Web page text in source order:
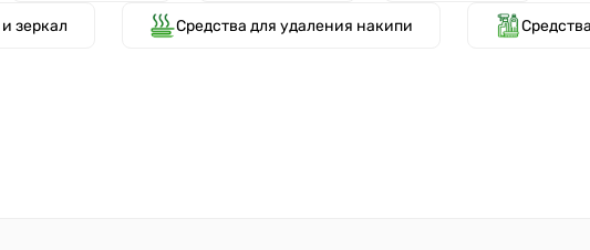
зеркал Средства для удаления накипи